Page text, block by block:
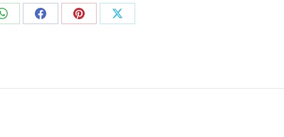
CompartilharCompartilharCompartilharCompartilhar